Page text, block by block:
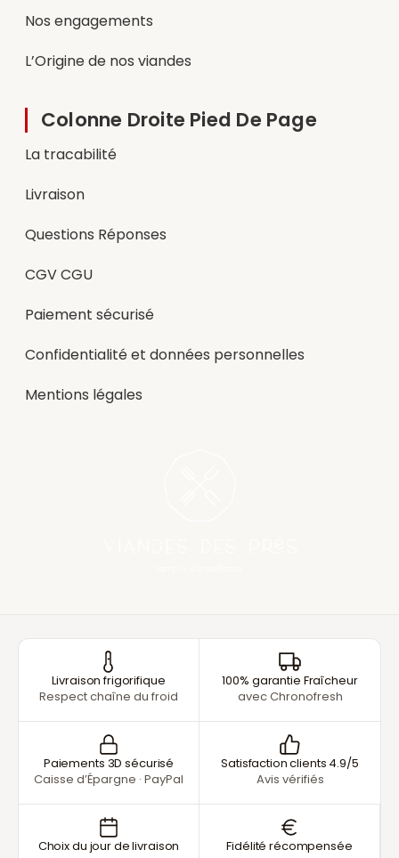
Nos engagements
L’Origine de nos viandes
Colonne Droite Pied De Page
La tracabilité
Livraison
Questions Réponses
CGV CGU
Paiement sécurisé
Confidentialité et données personnelles
Mentions légales
Livraison frigorifique
Respect chaîne du froid
100% garantie Fraîcheur
avec Chronofresh
Paiements 3D sécurisé
Caisse d’Épargne · PayPal
Satisfaction clients 4.9/5
Avis vérifiés
Choix du jour de livraison
Fidélité récompensée